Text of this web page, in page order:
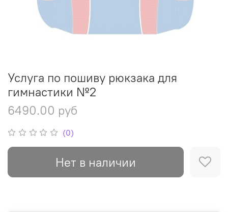
(0)
Услуга по пошиву рюкзака для
гимнастики №2
6490.00 руб
Нет в наличии